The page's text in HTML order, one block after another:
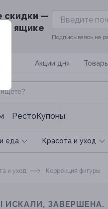
скидки —
ящике
Подписываясь на
Акции дня
РестоКупоны
еда Красота и уход
и уход Коррекция фигуры
ЗАВЕРШЕНА.